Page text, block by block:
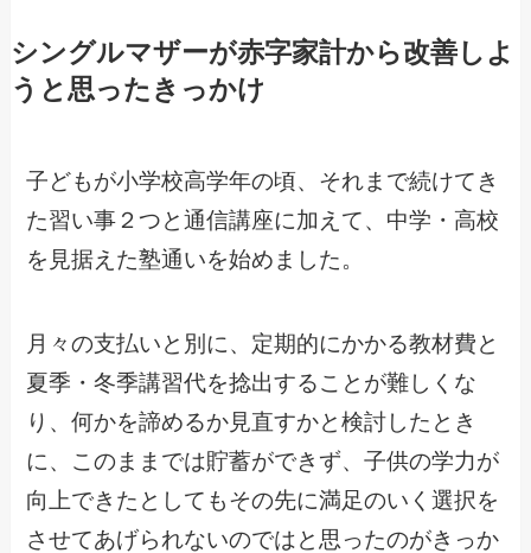
シングルマザーが赤字家計から改善しよ
うと思ったきっかけ
子どもが小学校高学年の頃、それまで続けてき
た習い事２つと通信講座に加えて、中学・高校
を見据えた塾通いを始めました。
月々の支払いと別に、定期的にかかる教材費と
夏季・冬季講習代を捻出することが難しくな
り、何かを諦めるか見直すかと検討したとき
に、このままでは貯蓄ができず、子供の学力が
向上できたとしてもその先に満足のいく選択を
させてあげられないのではと思ったのがきっか